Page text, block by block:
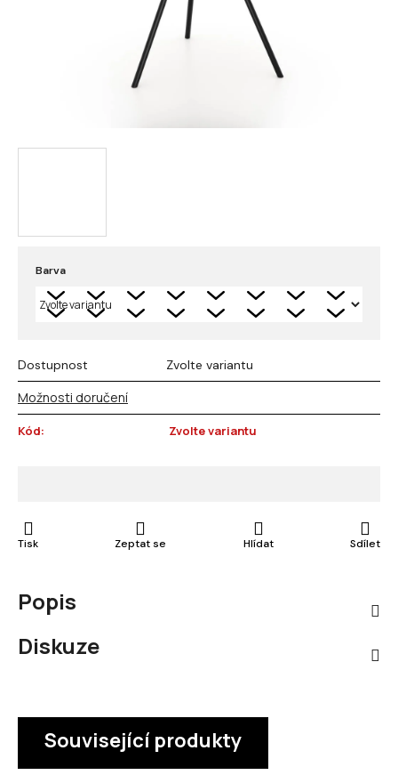
Barva
Dostupnost Zvolte variantu
Možnosti doručení
Kód: Zvolte variantu
Tisk Zeptat se Hlídat Sdílet
Popis
Diskuze
Související produkty